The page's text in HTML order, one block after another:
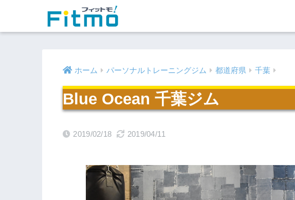
ホーム パーソナルトレーニングジム 都道府県 千葉
Blue Ocean 千葉ジム
2019/02/18 2019/04/11